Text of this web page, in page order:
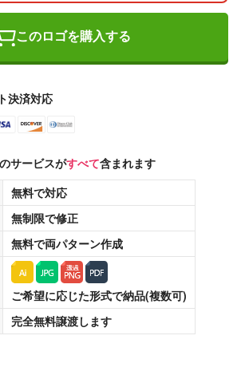
このロゴを購入する
決済対応
サービスがすべて含まれます
無料で対応
無制限で修正
無料で両パターン作成
ご希望に応じた形式で納品(複数可)
完全無料譲渡します